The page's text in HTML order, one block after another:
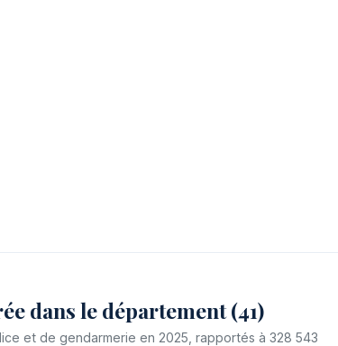
dans le département (41)
et de gendarmerie en 2025, rapportés à 328 543